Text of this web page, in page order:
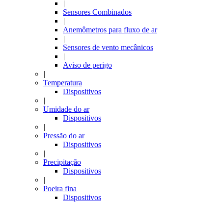
|
Sensores Combinados
|
Anemômetros para fluxo de ar
|
Sensores de vento mecânicos
|
Aviso de perigo
|
Temperatura
Dispositivos
|
Umidade do ar
Dispositivos
|
Pressão do ar
Dispositivos
|
Precipitação
Dispositivos
|
Poeira fina
Dispositivos